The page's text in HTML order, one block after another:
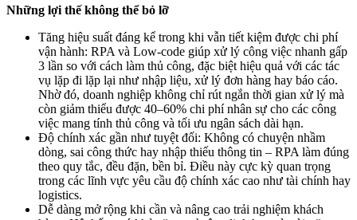
Những lợi thế không thể bỏ lỡ
Tăng hiệu suất đáng kể trong khi vẫn tiết kiệm được chi phí
vận hành: RPA và Low-code giúp xử lý công việc nhanh gấp
3 lần so với cách làm thủ công, đặc biệt hiệu quả với các tác
vụ lặp đi lặp lại như nhập liệu, xử lý đơn hàng hay báo cáo.
Nhờ đó, doanh nghiệp không chỉ rút ngắn thời gian xử lý mà
còn giảm thiểu được 40–60% chi phí nhân sự cho các công
việc mang tính thủ công và tối ưu ngân sách dài hạn.
Độ chính xác gần như tuyệt đối: Không có chuyện nhầm
dòng, sai công thức hay nhập thiếu thông tin – RPA làm đúng
theo quy tắc, đều đặn, bền bỉ. Điều này cực kỳ quan trọng
trong các lĩnh vực yêu cầu độ chính xác cao như tài chính hay
logistics.
Dễ dàng mở rộng khi cần và nâng cao trải nghiệm khách